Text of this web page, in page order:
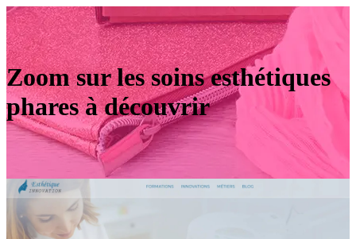
Zoom sur les soins esthétiques
phares à découvrir